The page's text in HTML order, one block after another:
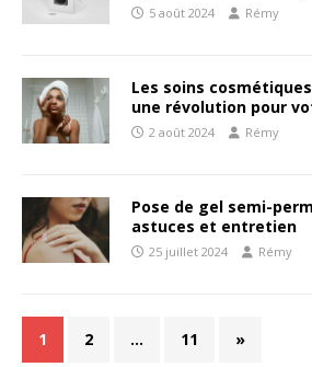
5 août 2024 Rémy
Les soins
une révolution pour
2 août 2024 Rémy
Pose de gel semi-
astuces et entretien
25 juillet 2024 Rémy
1 2 … 11 »